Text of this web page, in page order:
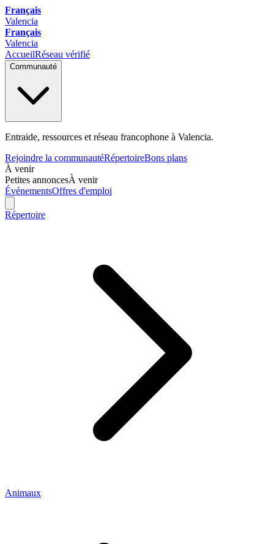
Français
Valencia
Français
Valencia
AccueilRéseau vérifié
Communauté
Entraide, ressources et réseau francophone à Valencia.
Rejoindre la communautéRépertoireBons plans
À venir
Petites annoncesÀ venir
ÉvénementsOffres d'emploi
Répertoire
Animaux